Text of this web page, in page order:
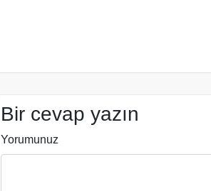
Bir cevap yazın
Yorumunuz